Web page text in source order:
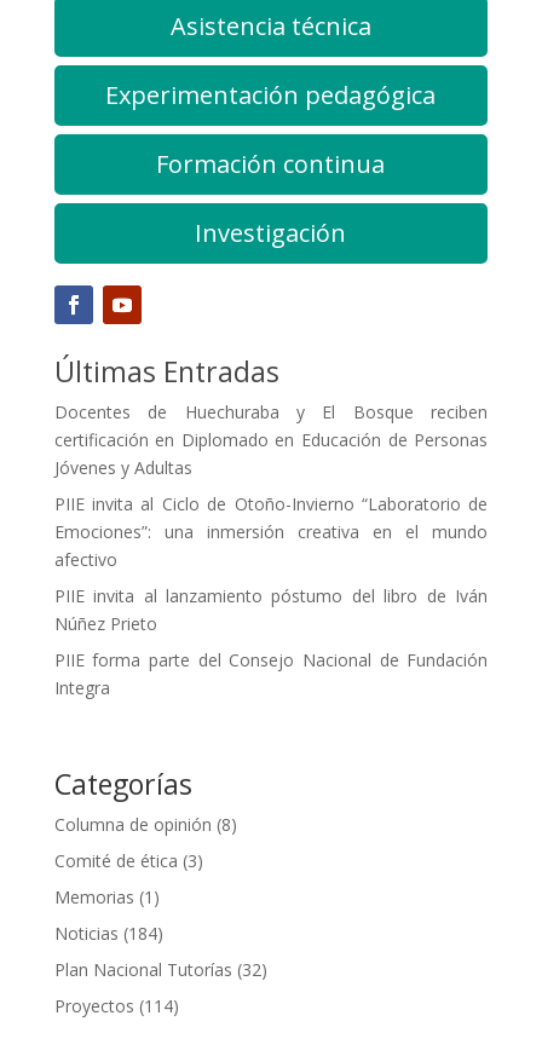
Asistencia técnica
Experimentación pedagógica
Formación continua
Investigación
Últimas Entradas
Docentes de Huechuraba y El Bosque reciben
certificación en Diplomado en Educación de Personas
Jóvenes y Adultas
PIIE invita al Ciclo de Otoño-Invierno “Laboratorio de
Emociones”: una inmersión creativa en el mundo
afectivo
PIIE invita al lanzamiento póstumo del libro de Iván
Núñez Prieto
PIIE forma parte del Consejo Nacional de Fundación
Integra
Categorías
Columna de opinión (8)
Comité de ética (3)
Memorias (1)
Noticias (184)
Plan Nacional Tutorías (32)
Proyectos (114)